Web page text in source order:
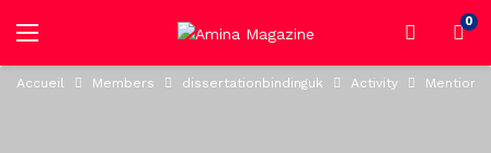
0
Accueil Members dissertationbindinguk Activity Mentions